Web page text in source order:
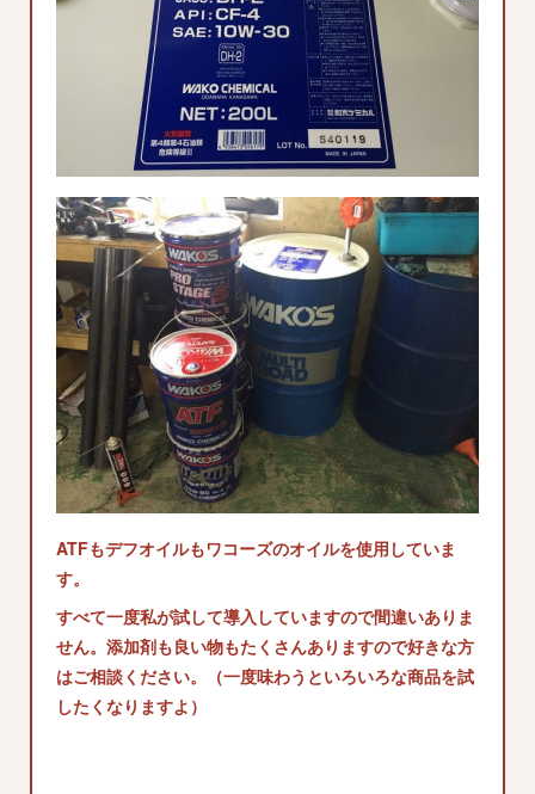
ATFもデフオイルもワコーズのオイルを使用していま
す。
すべて一度私が試して導入していますので間違いありま
せん。添加剤も良い物もたくさんありますので好きな方
はご相談ください。（一度味わうといろいろな商品を試
したくなりますよ）